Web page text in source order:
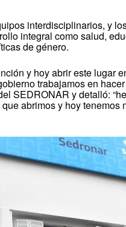
interdisciplinarios, y
integral como salud,
de género.
y hoy abrir este lugar
trabajamos en
SEDRONAR y detalló:
abrimos y hoy tenemos